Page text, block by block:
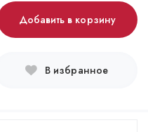
Добавить в корзину
В избранное